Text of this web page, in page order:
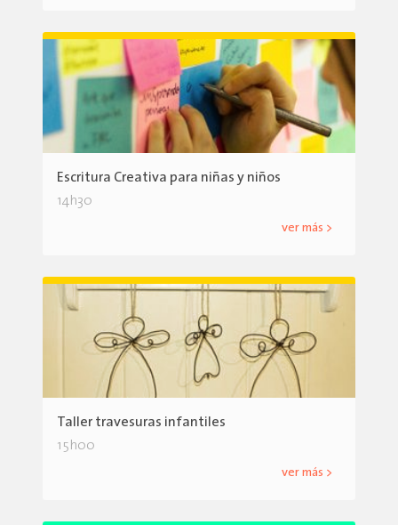
Escritura Creativa para niñas y niños
14h30
ver más >
Taller travesuras infantiles
15h00
ver más >